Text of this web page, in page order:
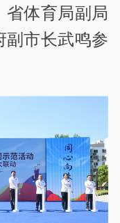
省体育局副局
副市长武鸣参